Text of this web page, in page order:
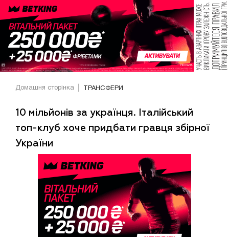
Домашня сторінка ТРАНСФЕРИ
10 мільйонів за українця. Італійський
топ-клуб хоче придбати гравця збірної
України